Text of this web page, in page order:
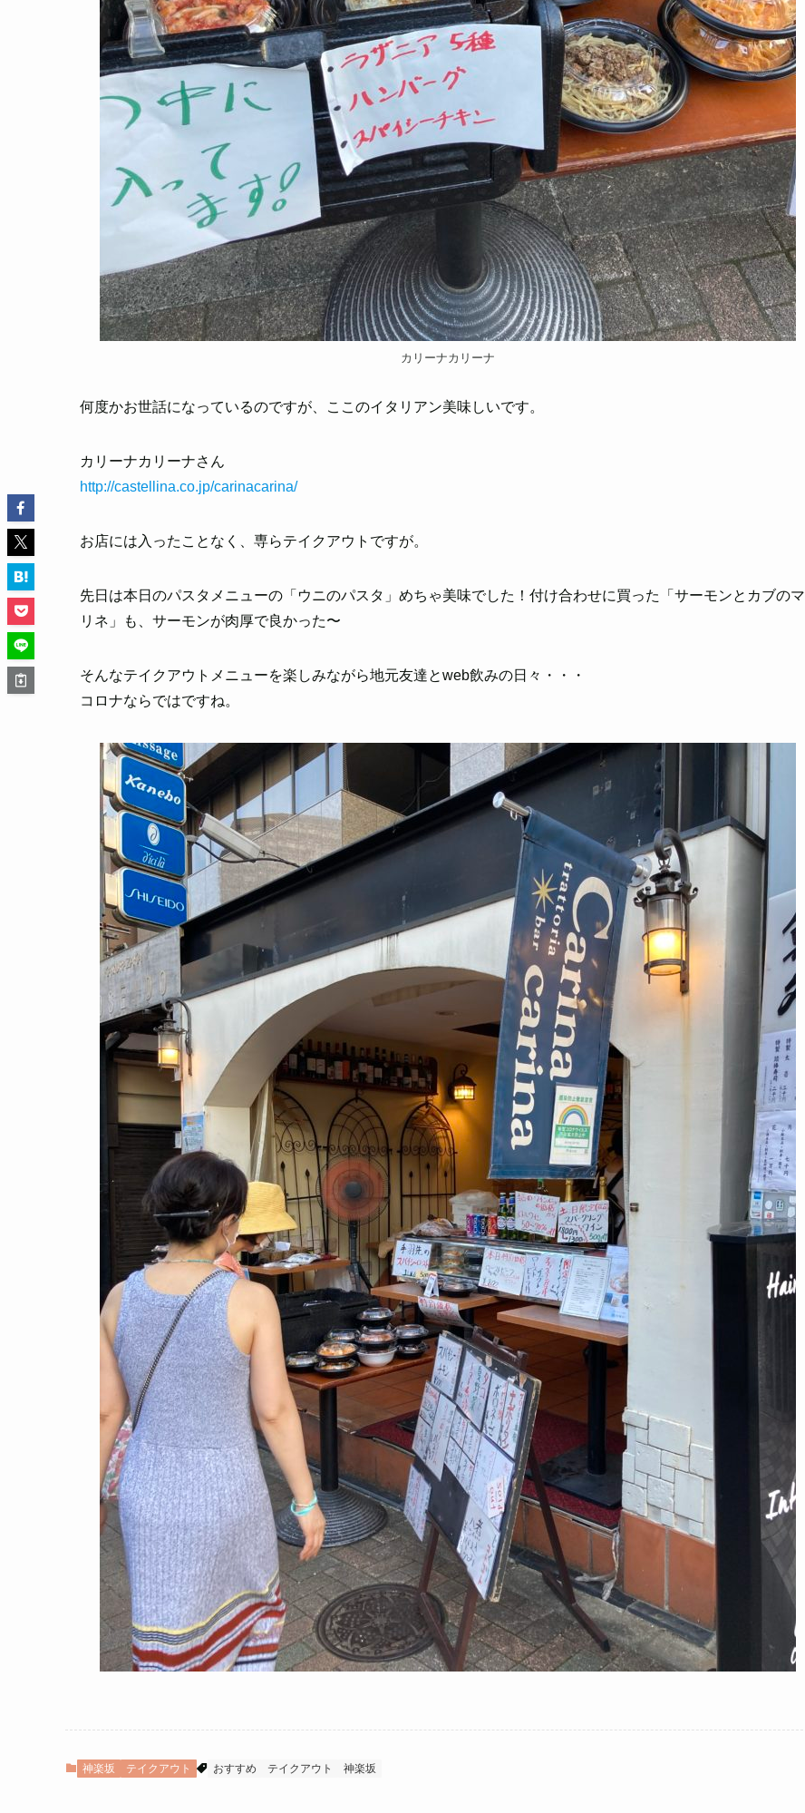
カリーナカリーナ
何度かお世話になっているのですが、ここのイタリアン美味しいです。
カリーナカリーナさん
http://castellina.co.jp/carinacarina/
お店には入ったことなく、専らテイクアウトですが。
先日は本日のパスタメニューの「ウニのパスタ」めちゃ美味でした！付け合わせに買った「サーモンとカブのマ
リネ」も、サーモンが肉厚で良かった〜
そんなテイクアウトメニューを楽しみながら地元友達とweb飲みの日々・・・
コロナならではですね。
神楽坂 テイクアウト おすすめ テイクアウト 神楽坂